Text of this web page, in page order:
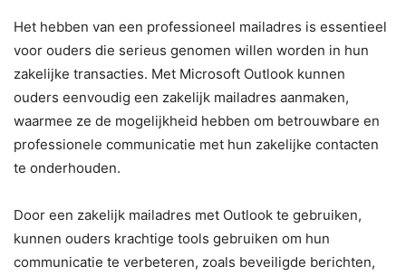
Het hebben van een professioneel mailadres is essentieel
voor ouders die serieus genomen willen worden in hun
zakelijke transacties. Met Microsoft Outlook kunnen
ouders eenvoudig een zakelijk mailadres aanmaken,
waarmee ze de mogelijkheid hebben om betrouwbare en
professionele communicatie met hun zakelijke contacten
te onderhouden.
Door een zakelijk mailadres met Outlook te gebruiken,
kunnen ouders krachtige tools gebruiken om hun
communicatie te verbeteren, zoals beveiligde berichten,